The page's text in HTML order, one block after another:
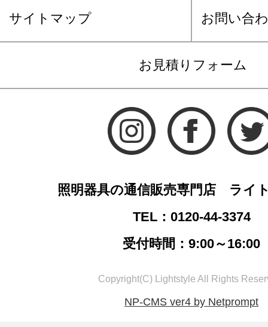
サイトマップ お問い合
お見積りフォーム
照明器具の通信販売専門店 ライ
TEL：0120-44-3374
受付時間：9:00～16:00
Copyright(C) Lightstyle All Rights
NP-CMS ver4 by Netprompt